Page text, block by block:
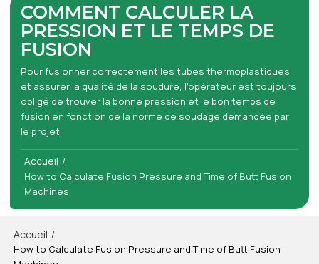
COMMENT CALCULER LA
PRESSION ET LE TEMPS DE
FUSION
Pour fusionner correctement les tubes thermoplastiques
et assurer la qualité de la soudure, l'opérateur est toujours
obligé de trouver la bonne pression et le bon temps de
fusion en fonction de la norme de soudage demandée par
le projet.
Accueil /
How to Calculate Fusion Pressure and Time of Butt Fusion
Machines
Accueil /
How to Calculate Fusion Pressure and Time of Butt Fusion